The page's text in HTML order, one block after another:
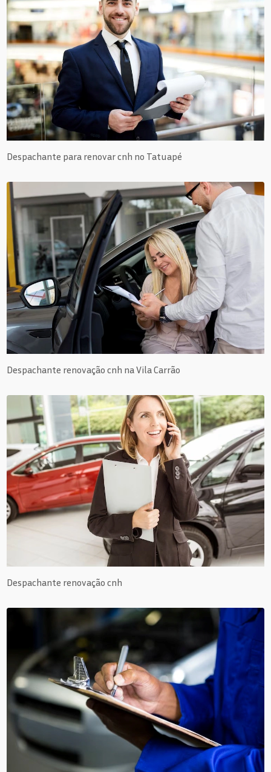
Despachante para renovar cnh no Tatuapé
Despachante renovação cnh na Vila Carrão
Despachante renovação cnh